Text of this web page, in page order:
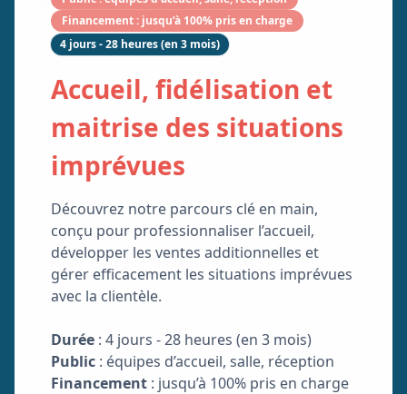
Prestige
Parcours
Relation
Parcours
Marketing
Financement : jusqu’à 100% pris en charge
4 jours - 28 heures (en 3 mois)
Accueil, fidélisation et
maitrise des situations
imprévues
Découvrez notre parcours clé en main,
conçu pour professionnaliser l’accueil,
développer les ventes additionnelles et
gérer efficacement les situations imprévues
avec la clientèle.
Durée : 4 jours - 28 heures (en 3 mois)
Public : équipes d’accueil, salle, réception
Financement : jusqu’à 100% pris en charge